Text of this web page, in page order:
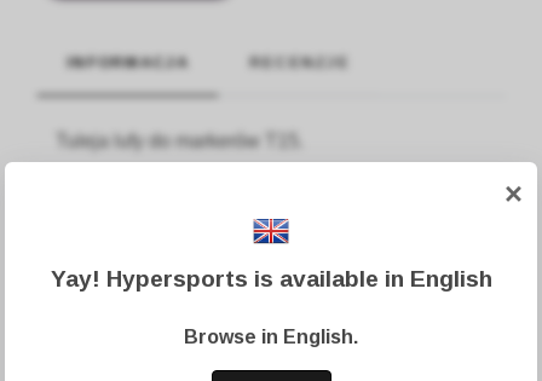
INFORMACJA RECENZJE
Tuleja lufy do markerów T15.
×
Yay! Hypersports is available in English
Browse in English.